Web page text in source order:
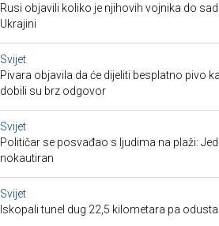
Rusi objavili koliko je njihovih vojnika do
Ukrajini
Svijet
Pivara objavila da će dijeliti besplatno pivo
dobili su brz odgovor
Svijet
Političar se posvađao s ljudima na plaži:
nokautiran
Svijet
Iskopali tunel dug 22,5 kilometara pa